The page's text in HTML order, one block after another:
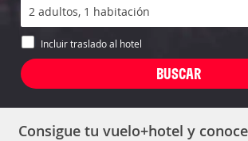
Incluir traslado al hotel
Consigue tu vuelo+hotel y